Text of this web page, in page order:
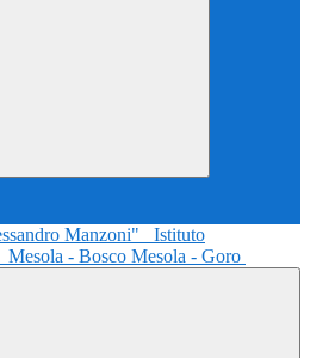
Istituto
Mesola - Bosco Mesola - Goro